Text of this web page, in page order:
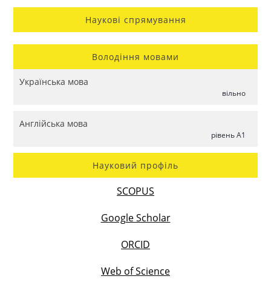
Наукові спрямування
Володіння мовами
Українська мова
вільно
Англійська мова
рівень A1
Науковий профіль
SCOPUS
Google Scholar
ORCID
Web of Science